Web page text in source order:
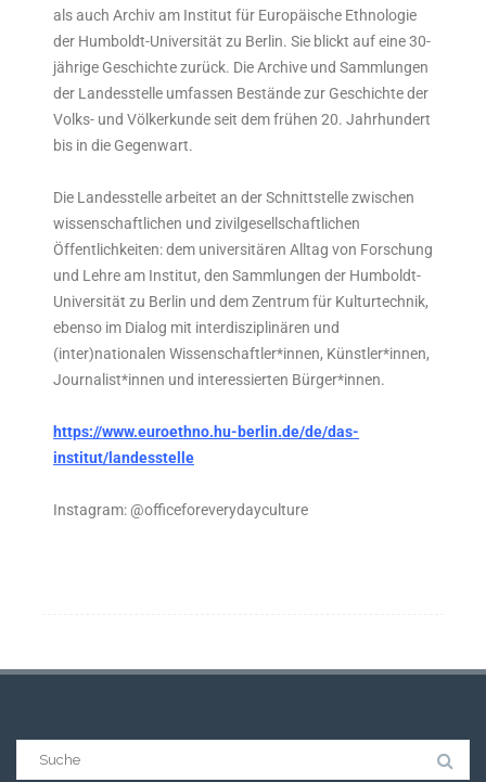
als auch Archiv am Institut für Europäische Ethnologie
der Humboldt-Universität zu Berlin. Sie blickt auf eine 30-
jährige Geschichte zurück. Die Archive und Sammlungen
der Landesstelle umfassen Bestände zur Geschichte der
Volks- und Völkerkunde seit dem frühen 20. Jahrhundert
bis in die Gegenwart.
Die Landesstelle arbeitet an der Schnittstelle zwischen
wissenschaftlichen und zivilgesellschaftlichen
Öffentlichkeiten: dem universitären Alltag von Forschung
und Lehre am Institut, den Sammlungen der Humboldt-
Universität zu Berlin und dem Zentrum für Kulturtechnik,
ebenso im Dialog mit interdisziplinären und
(inter)nationalen Wissenschaftler*innen, Künstler*innen,
Journalist*innen und interessierten Bürger*innen.
https://www.euroethno.hu-berlin.de/de/das-
institut/landesstelle
Instagram: @officeforeverydayculture